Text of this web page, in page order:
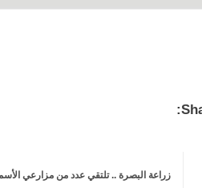
زراعة البصرة .. تلتقي عدد من مزارعي